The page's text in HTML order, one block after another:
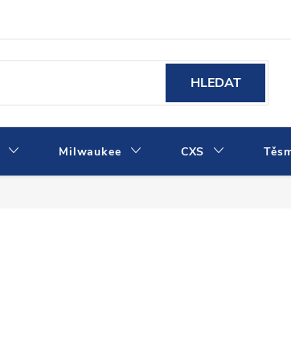
HLEDAT
Milwaukee CXS